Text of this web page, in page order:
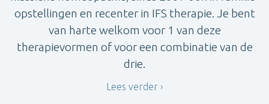
opstellingen en recenter in IFS therapie. Je bent
van harte welkom voor 1 van deze
therapievormen of voor een combinatie van de
drie.
Lees verder